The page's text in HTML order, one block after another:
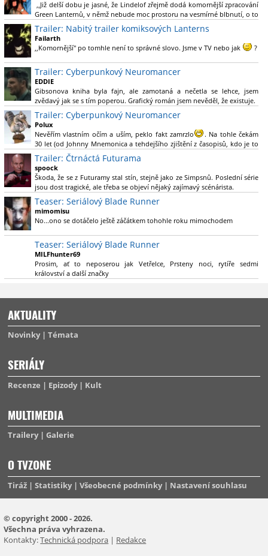
,,Již delší dobu je jasné, že Lindelof zřejmě dodá komornější zpracování
Green Lanternů, v němž nebude moc prostoru na vesmírné blbnutí, o to
více se ovšem bude moci nová adaptace odprostit třeba od filmového
Green Lanterna s Ryanem Reynoldsem.´´ Co je na tom
nesrozumitelného?
Trailer: Nabitý trailer komiksových Lanterns
Failarth
,,Komornější" po tomhle není to správné slovo. Jsme v TV nebo jak
?
Nebál bych se říct, že to vypadá skvěle jak po stránce kvantity materiálu,
tak i formou.
Výběr Ulricha Tomsena pro mě velké překvapení a velmi zajímavá volba
bravo.
Chandler je lepší a lepší s každou novou scénou.
Komiksy to mají ted´těžké, paradoxně tomu škodí to všechno kolem
(DC nebo MCU to je buřt) , ale nezasloužilo by si to zářez jen kvůli tomu.
Držím tomu palce.
Trailer: Cyberpunkový Neuromancer
EDDIE
Gibsonova kniha byla fajn, ale zamotaná a nečetla se lehce, jsem
zvědavý jak se s tím poperou. Grafický román jsem nevěděl, že existuje.
Trailer: Cyberpunkový Neuromancer
Polux
Nevěřím vlastním očím a uším, peklo fakt zamrzlo
. Na tohle čekám
30 let (od Johnny Mnemonica a tehdejšího zjištění z časopisů, kdo je to
Gibson a co je jeho debutová kniha zač), přičemž 25 let (od Matrixu,
který pojem cyberpunk dostal do povědomí i obyčejného diváka a
nikoliv fanouška žánru) marně doufám, že si po řadě "duchovních
nástupců", kteří přišli poté (Ghost In The Shell, Alita: Battle Angel,
Altered Carbon, Blade Runner 2049, Cyberpunk 2077, atd.), někdo
konečně vzpomene i na bibli cyberpunku, se kterou to všechno začalo.
Teď už nezbývá nic jiného než se tiše modlit a doufat, že to bude stát za
to
. Plus kudos za sázku na seriál a nikoliv film, snad tvůrci tu
Trailer: Čtrnáctá Futurama
spoock
Škoda, že se z Futuramy stal stín, stejně jako ze Simpsnů. Poslední série
jsou dost tragické, ale třeba se objeví nějaký zajímavý scénárista.
Nedávno začala vycházet nová řada Ricka a Mortyho a já z úžasem zjistil,
že se na to dá opět koukat.
Teaser: Seriálový Blade Runner
mimomisu
No...ono se dotáčelo ještě záčátkem tohohle roku mimochodem
Teaser: Seriálový Blade Runner
MILFhunter69
Prosim, ať to neposerou jak Vetřelce, Prsteny noci, rytíře sedmi
království a další značky
AKTUALITY
Novinky Témata
SERIÁLY
Recenze Epizody Kult
MULTIMEDIA
Trailery Galerie
O TVZONE
Tiráž Statistiky Všeobecné podmínky Nastavení souhlasu
© copyright 2000 - 2026.
Všechna práva vyhrazena.
Kontakty:Technická podpora | Redakce